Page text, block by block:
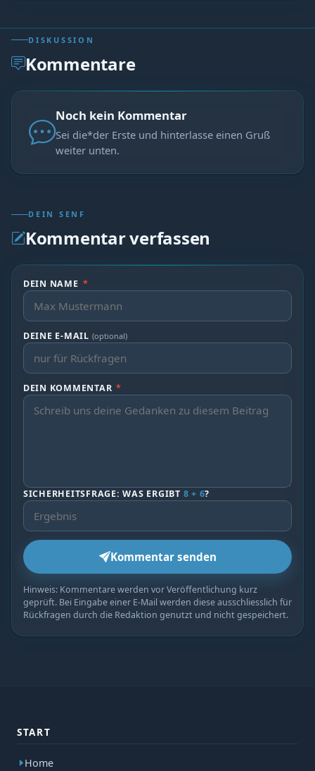
DISKUSSION
Kommentare
Noch kein Kommentar
Sei die*der Erste und hinterlasse einen Gruß
weiter unten.
DEIN SENF
Kommentar verfassen
DEIN NAME *
DEINE E-MAIL (optional)
DEIN KOMMENTAR *
SICHERHEITSFRAGE: WAS ERGIBT 8 + 6?
Kommentar senden
Hinweis: Kommentare werden vor Veröffentlichung kurz
geprüft. Bei Eingabe einer E-Mail werden diese ausschliesslich für
Rückfragen durch die Redaktion genutzt und nicht gespeichert.
START
Home